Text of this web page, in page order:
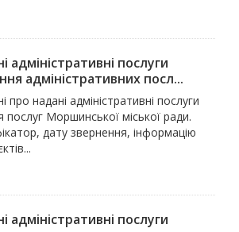
адміністративні послуги
адміністративних посл...
про надані адміністративні послуги
Моршинської міської ради.
дату звернення, інформацію
адміністративні послуги